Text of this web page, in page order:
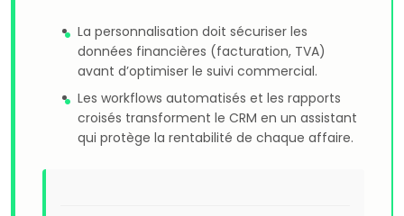
La personnalisation doit sécuriser les
données financières (facturation, TVA)
avant d’optimiser le suivi commercial.
Les workflows automatisés et les rapports
croisés transforment le CRM en un assistant
qui protège la rentabilité de chaque affaire.